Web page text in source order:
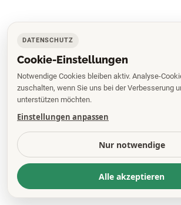
DATENSCHUTZ
Cookie-Einstellungen
Notwendige Cookies bleiben aktiv. Analyse-
zuschalten, wenn Sie uns bei der Verbesserung
unterstützen möchten.
Einstellungen anpassen
Nur notwendige
Alle akzeptieren